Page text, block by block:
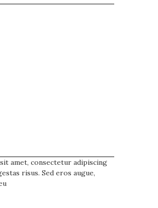
amet, consectetur adipiscing
risus. Sed eros augue,